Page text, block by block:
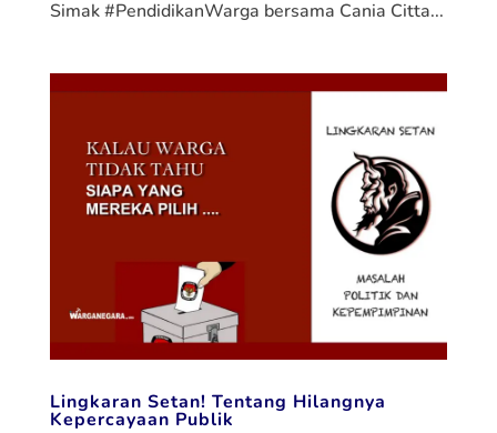
Simak #PendidikanWarga bersama Cania Citta...
Lingkaran Setan! Tentang Hilangnya
Kepercayaan Publik